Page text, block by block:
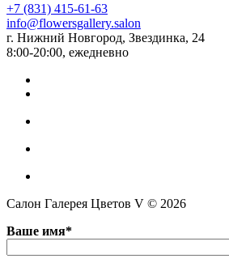
+7 (831) 415-61-63
info@flowersgallery.salon
г. Нижний Новгород, Звездинка, 24
8:00-20:00, ежедневно
Салон Галерея Цветов V © 2026
Ваше имя*